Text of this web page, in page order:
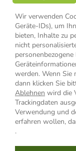
Wir verwenden
Geräte-IDs), um
bieten, Inhalte zu
nicht
werden. Wenn Sie
dann klicken Sie
Ablehnen wird die
Trackingdaten
Verwendung und
erfahren wollen,
.
Option Newsletter
Impressum
* Alle
Versandkosten, ab